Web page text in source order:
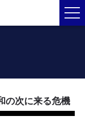
の次に来る危機